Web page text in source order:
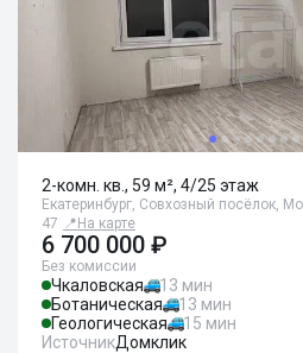
2-комн. кв., 59 м², 4/25 этаж
Екатеринбург, Совхозный посёлок,
47 📍 На карте
6 700 000 ₽
Без комиссии
Чкаловская
13 мин
Ботаническая
13 мин
Геологическая
15 мин
ИсточникДомклик